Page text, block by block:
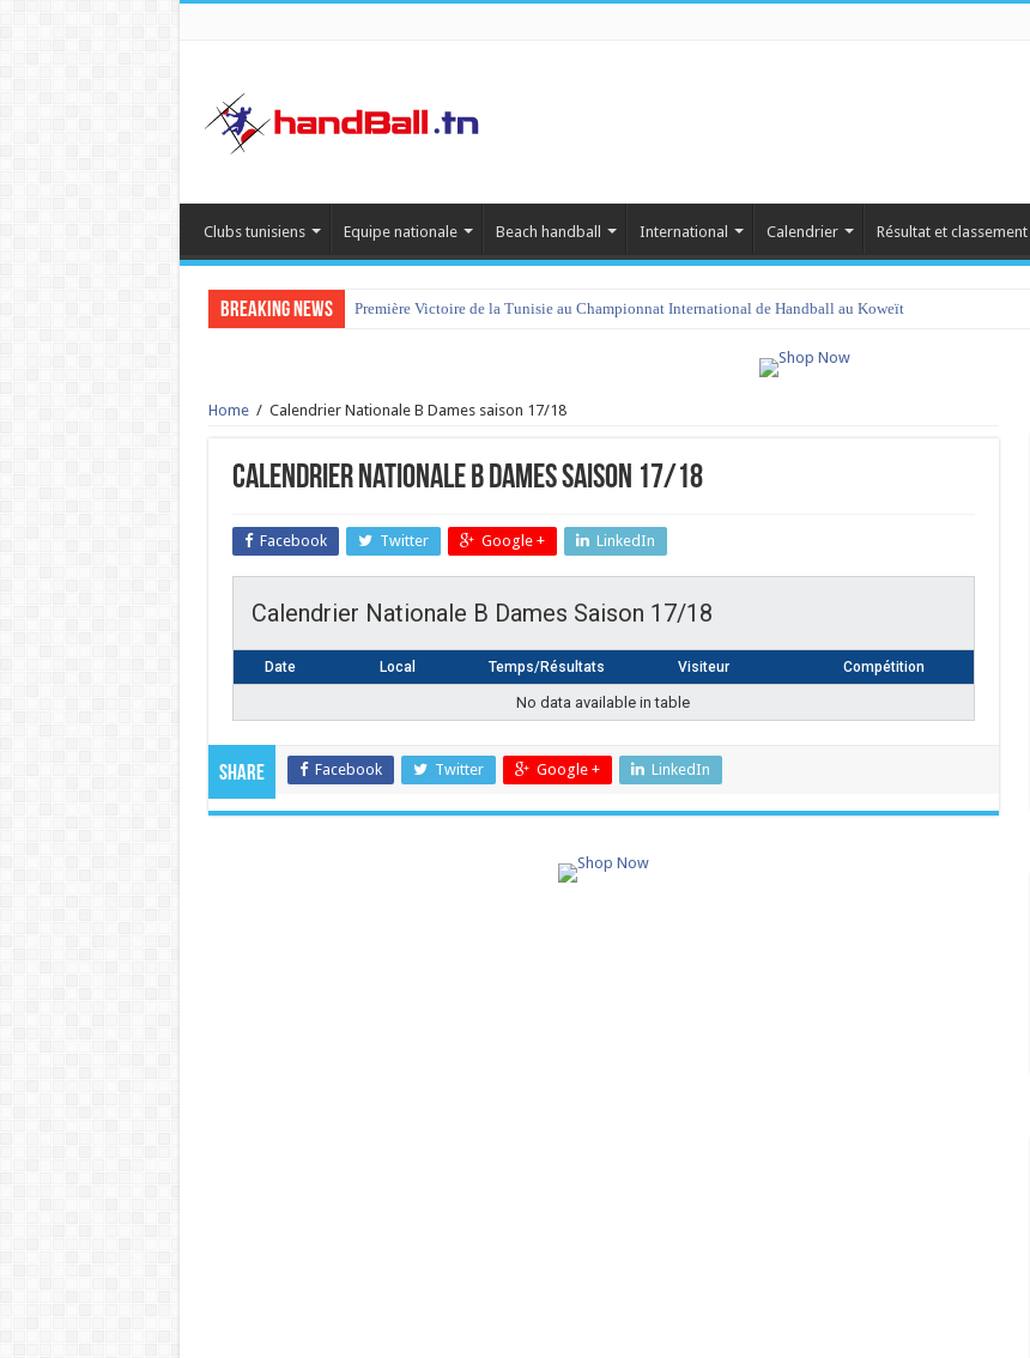
Clubs tunisiens Equipe nationale Beach handball International Calendrier Résultat et classement
Breaking News Première Victoire de la Tunisie au Championnat International de Handball au Koweït
tournoi international Hammamet 2023 : programme et liste des joueurs convoqués
Home / Calendrier Nationale B Dames saison 17/18
Calendrier Nationale B Dames saison 17/18
Facebook Twitter Google + LinkedIn
Calendrier Nationale B Dames Saison 17/18
Date Local Temps/Résultats Visiteur Compétition
No data available in table
Share Facebook Twitter Google + LinkedIn